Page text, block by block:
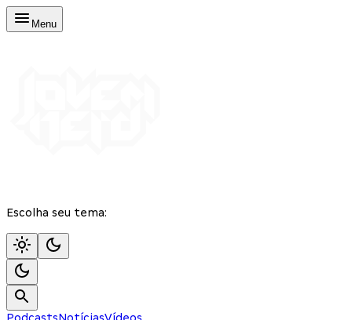
Menu
Escolha seu tema: